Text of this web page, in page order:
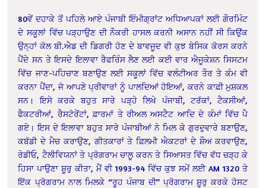
80ਵੇਂ ਦਹਾਕੇ ਤੋਂ ਪਹਿਲੇ ਆਏ ਪੰਜਾਬੀ ਇੰਮੀਗ੍ਰਾਂਟ ਅਧਿਆਪਕਾਂ ਲਈ ਗੌਰਮਿੰਟ
ਦੇ ਸਕੂਲਾਂ ਵਿੱਚ ਪੜ੍ਹਾਉਣ ਦੀ ਨੌਕਰੀ ਹਾਸਲ ਕਰਨੀ ਅਸਾਨ ਨਹੀਂ ਸੀ ਕਿਉਂਕ
ਉਨ੍ਹਾਂ ਕੋਲ ਬੀ.ਐਡ ਦੀ ਡਿਗਰੀ ਹੋਣ ਦੇ ਬਾਵਜੂਦ ਵੀ ਕੁਝ ਬੇਸਿਕ ਕੋਰਸ ਕਰਨੇ
ਪੈਂਦੇ ਸਨ ਤੇ ਇਸਦੇ ਇਲਾਵਾ ਰੈਫਰਿੰਸ ਲੈਣ ਲਈ ਕਈ ਵਾਰ ਐਜੂਕੇਸ਼ਨ ਸਿਸਟਮ
ਵਿੱਚ ਜਾਣ-ਪਹਿਚਾਣ ਬਣਾਉਣ ਲਈ ਸਕੂਲਾਂ ਵਿੱਚ ਵਲੰਟੀਅਰ ਤੌਰ ਤੇ ਕੰਮ ਵੀ
ਕਰਨਾ ਪੈਂਦਾ, ਜੋ ਆਪਣੇ ਪ੍ਰੀਵਾਰਾਂ ਨੂੰ ਪਾਲਦਿਆਂ ਹੋਇਆਂ, ਕਰਨੇ ਕਾਫ਼ੀ ਮੁਸ਼ਕਲ
ਸਨ। ਇਸੇ ਕਰਕੇ ਬਹੁਤ ਸਾਰੇ ਪੜ੍ਹੇ ਲਿਖੇ ਪੰਜਾਬੀ, ਟਰੱਕਾਂ, ਟੈਕਸੀਆਂ,
ਫੈਕਟਰੀਆਂ, ਰੈਸਟੋਰੇਂਟਾਂ, ਫ਼ਾਰਮਾਂ ਤੇ ਰੀਅਲ ਅਸਟੈਟ ਆਦਿ ਦੇ ਕੰਮਾਂ ਵਿੱਚ ਪੈ
ਗਏ। ਇਸ ਦੇ ਇਲਾਵਾ ਬਹੁਤ ਸਾਰੇ ਪੰਜਾਬੀਆਂ ਨੇ ਮਿਲ ਕੇ ਗੁਰਦੁਵਾਰੇ ਬਣਾਉਣ,
ਕਬੱਡੀ ਦੇ ਮੈਚ ਕਰਾਉਣ, ਗੀਤਕਾਰਾਂ ਤੇ ਫ਼ਿਲਮੀ ਐਕਟਰਾਂ ਦੇ ਸ਼ੌਅ ਕਰਵਾਉਣ,
ਰੇਡੀਓ, ਟੈਲੀਵਿਯਨਾਂ ਤੇ ਪ੍ਰੋਗਰਾਮ ਚਾਲੂ ਕਰਨ ਤੇ ਸਿਆਸਤ ਵਿੱਚ ਵੱਧ ਚੜ੍ਹ ਕੇ
ਹਿਸਾ ਪਾਉਣਾ ਸ਼ੂਰੁ ਕੀਤਾ, ਮੈਂ ਵੀ 1993-94 ਵਿੱਚ ਕੁਝ ਸਮੇਂ ਲਈ AM 1320 ਤੇ
ਇੱਕ ਪ੍ਰੋਗਰਾਮ ਨਾਲ ਮਿਲਕੇ “ਰੂਹ ਪੰਜਾਬ ਦੀ” ਪ੍ਰੋਗਰਾਮ ਸ਼ੂਰੁ ਕਰਕੇ ਹੋਸਟ